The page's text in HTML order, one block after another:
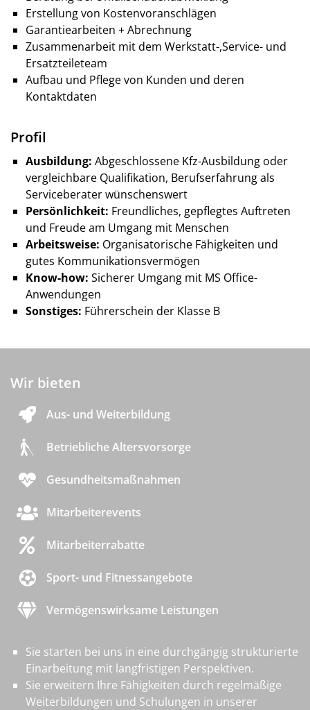
Erstellung von Kostenvoranschlägen
Garantiearbeiten + Abrechnung
Zusammenarbeit mit dem Werkstatt-,Service- und
Ersatzteileteam
Aufbau und Pflege von Kunden und deren
Kontaktdaten
Profil
Ausbildung: Abgeschlossene Kfz-Ausbildung oder
vergleichbare Qualifikation, Berufserfahrung als
Serviceberater wünschenswert
Persönlichkeit: Freundliches, gepflegtes Auftreten
und Freude am Umgang mit Menschen
Arbeitsweise: Organisatorische Fähigkeiten und
gutes Kommunikationsvermögen
Know-how: Sicherer Umgang mit MS Office-
Anwendungen
Sonstiges: Führerschein der Klasse B
Wir bieten
Aus- und Weiterbildung
Betriebliche Altersvorsorge
Gesundheitsmaßnahmen
Mitarbeiterevents
Mitarbeiterrabatte
Sport- und Fitnessangebote
Vermögenswirksame Leistungen
Sie starten bei uns in eine durchgängig strukturierte
Einarbeitung mit langfristigen Perspektiven.
Sie erweitern Ihre Fähigkeiten durch regelmäßige
Weiterbildungen und Schulungen in unserer